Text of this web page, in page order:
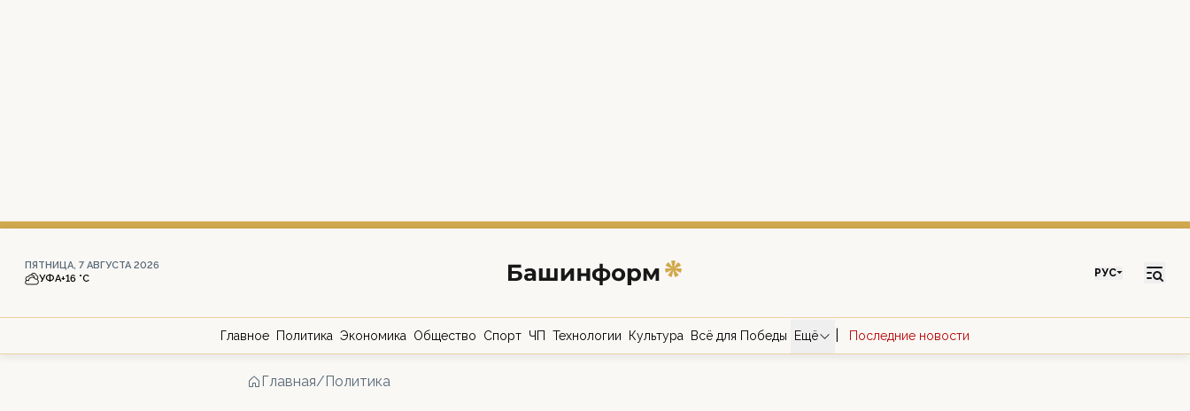
ПЯТНИЦА, 7 АВГУСТА 2026
УФА+16 °С РУС
Главное Политика Экономика Общество Спорт ЧП Технологии Культура Всё для Победы Ещё Последние новости
Главная/Политика